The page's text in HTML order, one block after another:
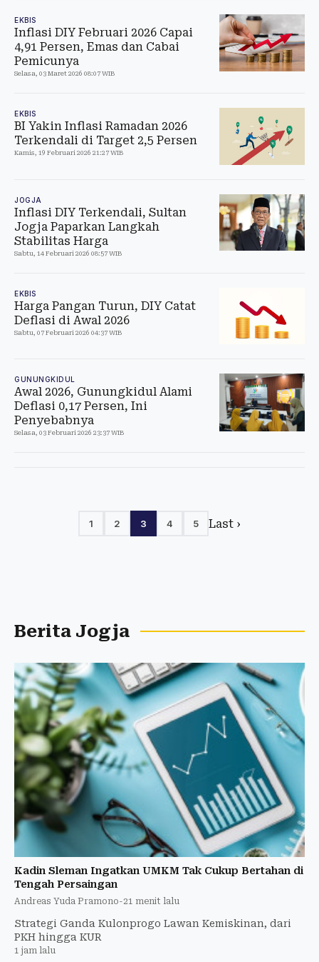
EKBIS
Inflasi DIY Februari 2026 Capai
4,91 Persen, Emas dan Cabai
Pemicunya
Selasa, 03 Maret 2026 08:07 WIB
EKBIS
BI Yakin Inflasi Ramadan 2026
Terkendali di Target 2,5 Persen
Kamis, 19 Februari 2026 21:27 WIB
JOGJA
Inflasi DIY Terkendali, Sultan
Jogja Paparkan Langkah
Stabilitas Harga
Sabtu, 14 Februari 2026 08:57 WIB
EKBIS
Harga Pangan Turun, DIY Catat
Deflasi di Awal 2026
Sabtu, 07 Februari 2026 04:37 WIB
GUNUNGKIDUL
Awal 2026, Gunungkidul Alami
Deflasi 0,17 Persen, Ini
Penyebabnya
Selasa, 03 Februari 2026 23:37 WIB
1 2 3 4 5 Last ›
Berita Jogja
Kadin Sleman Ingatkan UMKM Tak Cukup Bertahan di
Tengah Persaingan
Andreas Yuda Pramono-21 menit lalu
Strategi Ganda Kulonprogo Lawan Kemiskinan, dari
PKH hingga KUR
1 jam lalu